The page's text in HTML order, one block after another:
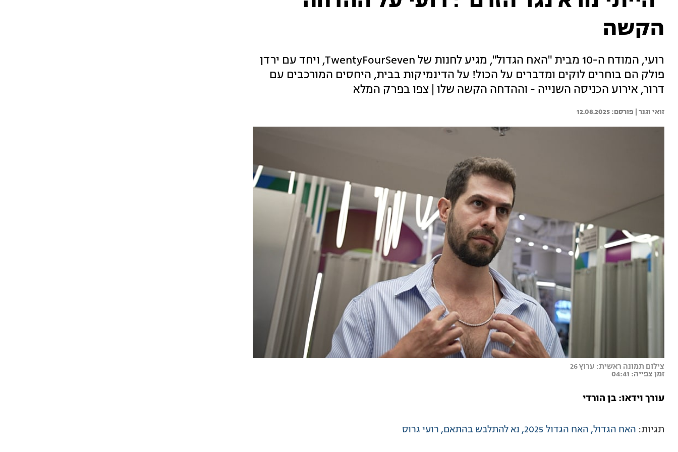
הקשה
רועי, המודח ה-10 מבית "האח הגדול", מגיע לחנות של TwentyFourSeven, ויחד עם ירדן
פולק הם בוחרים לוקים ומדברים על הכול! על הדינמיקות בבית, היחסים המורכבים עם
דרור, אירוע הכניסה השנייה - וההדחה הקשה שלו | צפו בפרק המלא
זואי וגנר | 12.08.2025
צילום תמונה ראשית: ערוץ 26
זמן צפייה: 04:41
עורך וידאו: בן הורדי
תגיות: האח הגדול האח הגדול 2025 נא להתלבש בהתאם רועי גרוס